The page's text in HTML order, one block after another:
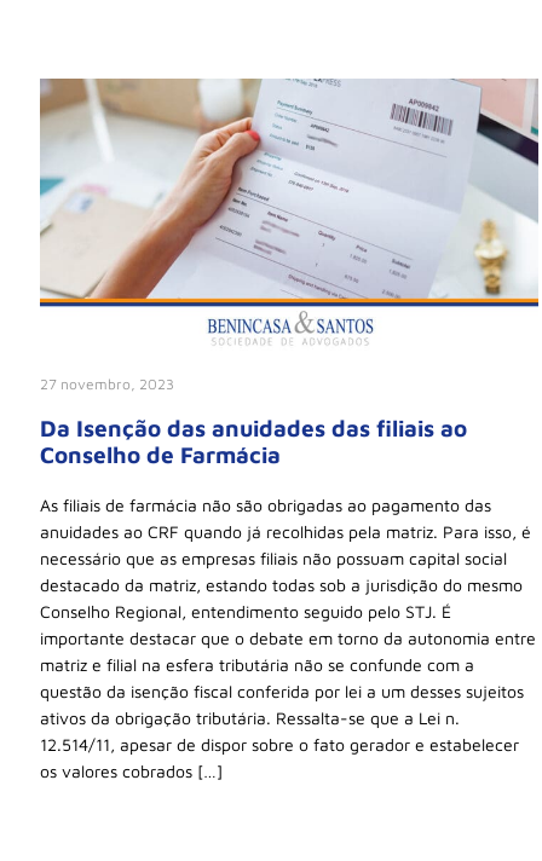
27 novembro, 2023
Da Isenção das anuidades das filiais ao
Conselho de Farmácia
As filiais de farmácia não são obrigadas ao pagamento das
anuidades ao CRF quando já recolhidas pela matriz. Para isso, é
necessário que as empresas filiais não possuam capital social
destacado da matriz, estando todas sob a jurisdição do mesmo
Conselho Regional, entendimento seguido pelo STJ. É
importante destacar que o debate em torno da autonomia entre
matriz e filial na esfera tributária não se confunde com a
questão da isenção fiscal conferida por lei a um desses sujeitos
ativos da obrigação tributária. Ressalta-se que a Lei n.
12.514/11, apesar de dispor sobre o fato gerador e estabelecer
os valores cobrados […]